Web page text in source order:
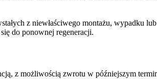
z niewłaściwego montażu, wypadku
do ponownej regeneracji.
z możliwością zwrotu w późniejszym